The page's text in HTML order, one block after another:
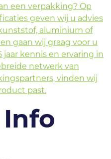
een verpakking? Op
geven wij u advies
aluminium of
gaan wij graag voor u
jaar kennis en ervaring in
netwerk van
vinden wij
past.